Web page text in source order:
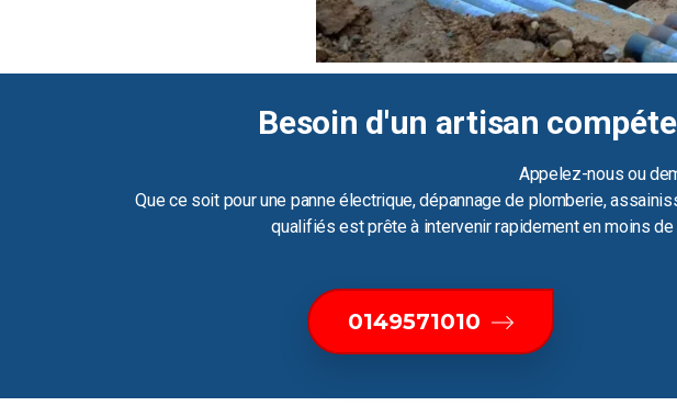
Besoin d'un artisan
Appelez-nous ou
Que ce soit pour une panne électrique, dépannage de plomberie,
qualifiés est prête à intervenir rapidement en moins
0149571010